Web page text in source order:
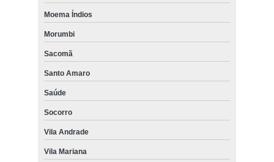
Moema Índios
Morumbi
Sacomã
Santo Amaro
Saúde
Socorro
Vila Andrade
Vila Mariana